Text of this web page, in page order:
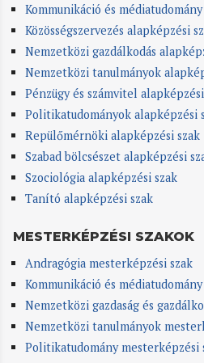
Kommunikáció és
Közösségszervezés alapképzési
Nemzetközi gazdálkodás
Nemzetközi tanulmányok
Pénzügy és számvitel
Politikatudományok alapképzési
Repülőmérnöki alapképzési szak
Szabad bölcsészet alapképzési
Szociológia alapképzési szak
Tanító alapképzési szak
MESTERKÉPZÉSI SZAKOK
Andragógia mesterképzési szak
Kommunikáció és
Nemzetközi gazdaság és
Nemzetközi tanulmányok
Politikatudomány mesterképzési